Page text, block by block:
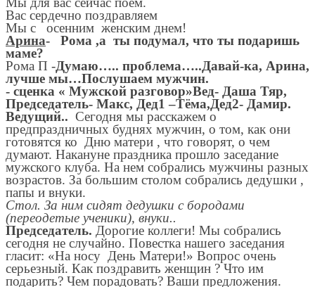
Вас сердечно поздравляем
Мы с осенним женским днем!
Арина- Рома ,а ты подумал, что ты подаришь
маме?
Рома П -Думаю….. проблема…..Давай-ка, Арина,
лучше мы…Послушаем мужчин.
- сценка « Мужской разговор»Вед- Даша Тяр,
Председатель- Макс, Дед1 –Тёма,Дед2- Дамир.
Ведущий.. Сегодня мы расскажем о
предпраздничных буднях мужчин, о том, как они
готовятся ко Дню матери , что говорят, о чем
думают. Накануне праздника прошло заседание
мужского клуба. На нем собрались мужчины разных
возрастов. За большим столом собрались дедушки ,
папы и внуки.
Стол. За ним сидят дедушки с бородами
(переодетые ученики), внуки..
Председатель. Дорогие коллеги! Мы собрались
сегодня не случайно. Повестка нашего заседания
гласит: «На носу День Матери!» Вопрос очень
серьезный. Как поздравить женщин ? Что им
подарить? Чем порадовать? Ваши предложения.